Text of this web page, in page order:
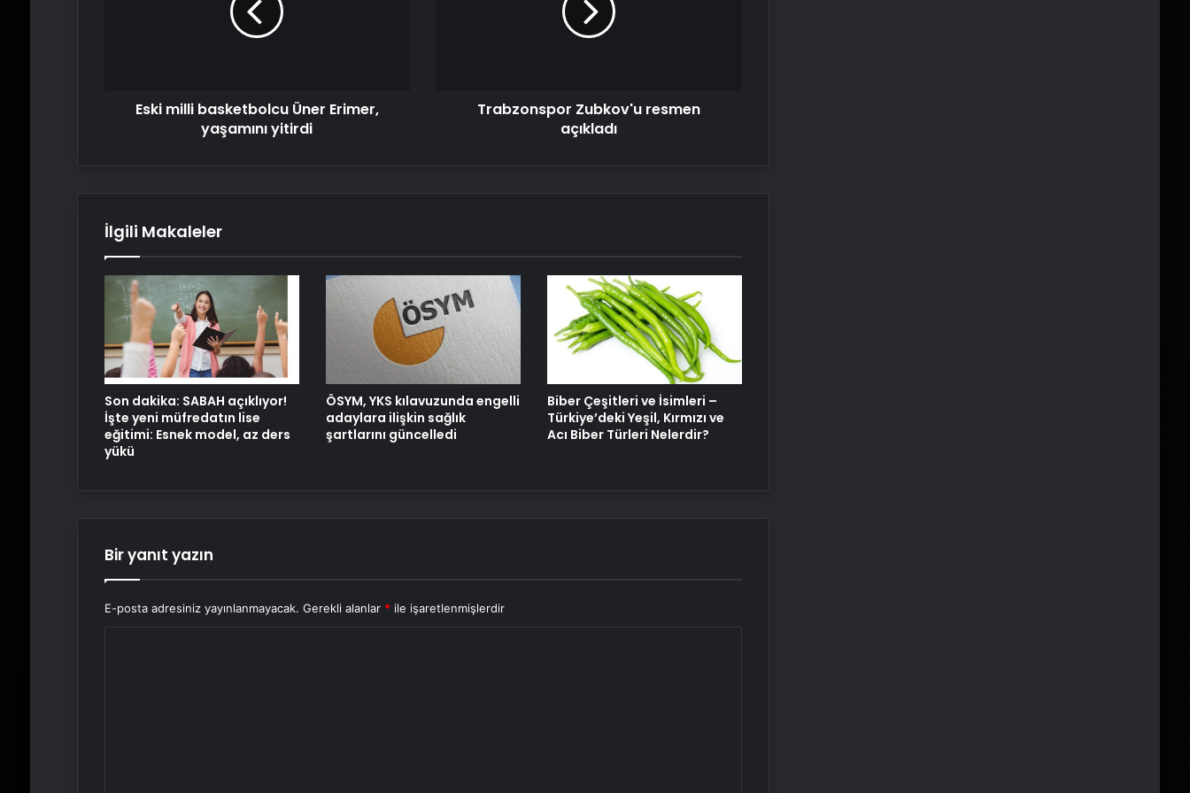
Eski milli basketbolcu Üner Erimer,
yaşamını yitirdi
Trabzonspor Zubkov'u resmen
açıkladı
İlgili Makaleler
Son dakika: SABAH açıklıyor!
İşte yeni müfredatın lise
eğitimi: Esnek model, az ders
yükü
ÖSYM, YKS kılavuzunda engelli
adaylara ilişkin sağlık
şartlarını güncelledi
Biber Çeşitleri ve İsimleri –
Türkiye’deki Yeşil, Kırmızı ve
Acı Biber Türleri Nelerdir?
Bir yanıt yazın
E-posta adresiniz yayınlanmayacak. Gerekli alanlar * ile işaretlenmişlerdir